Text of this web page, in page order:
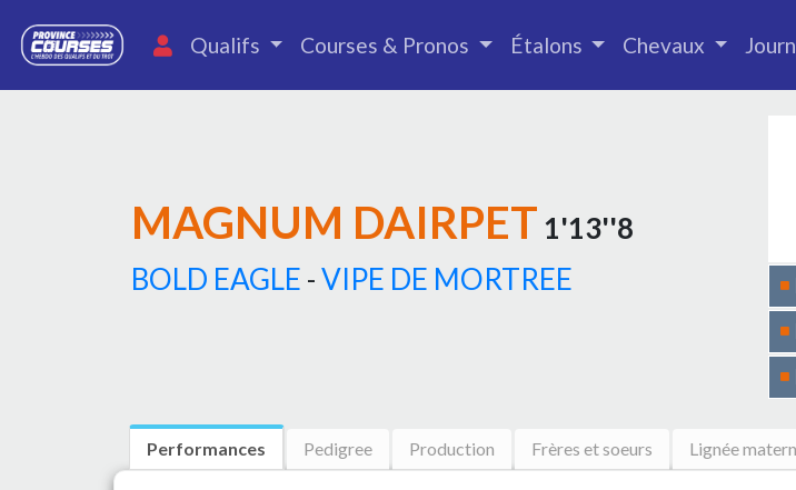
Qualifs Courses & Pronos Étalons Chevaux
MAGNUM DAIRPET 1'13''8
BOLD EAGLE -VIPE DE MORTREE
Performances Pedigree Production Frères et soeurs Lignée